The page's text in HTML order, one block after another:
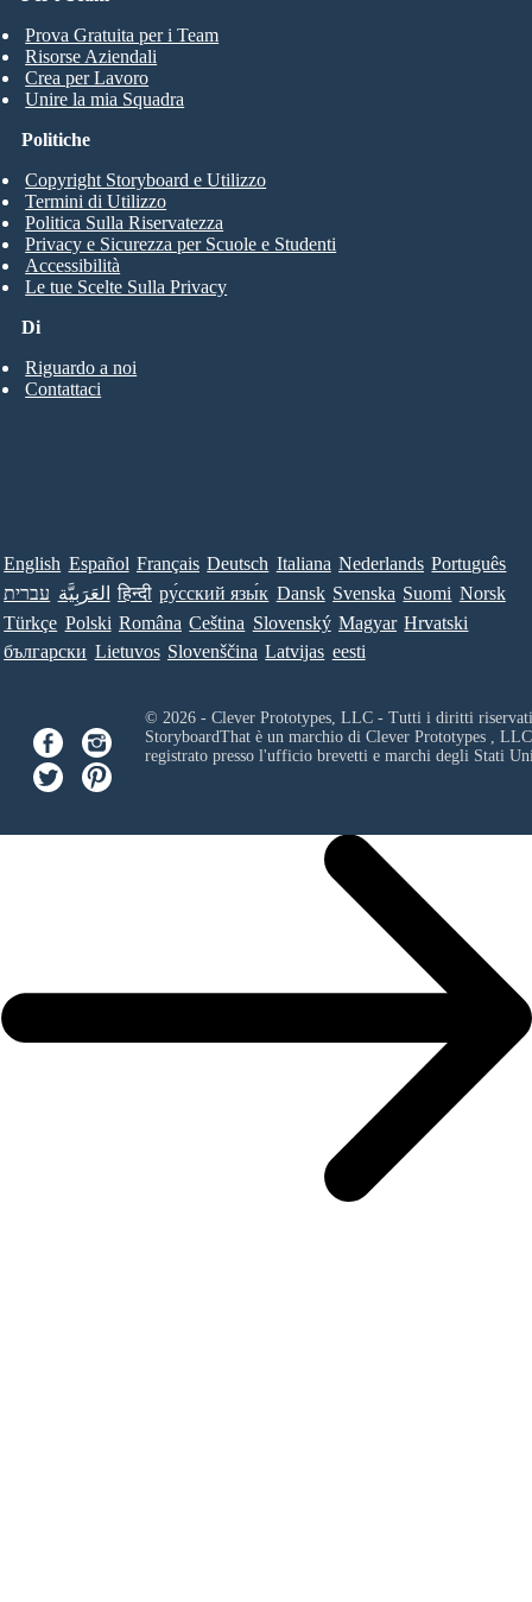
Prova Gratuita per i Team
Risorse Aziendali
Crea per Lavoro
Unire la mia Squadra
Di
Riguardo a noi
Contattaci
Politiche
Copyright Storyboard e Utilizzo
Termini di Utilizzo
Politica Sulla Riservatezza
Privacy e Sicurezza per Scuole e Studenti
Accessibilità
Le tue Scelte Sulla Privacy
English Español Français Deutsch Italiana Nederlands Português
עברית العَرَبِيَّة हिन्दी ру́сский язы́к Dansk Svenska Suomi Norsk
Türkçe Polski Româna Ceština Slovenský Magyar Hrvatski
български Lietuvos Slovenščina Latvijas eesti
© 2026 - Clever Prototypes, LLC - Tutti i diritti
StoryboardThat è un marchio di Clever Prototypes , LLC
registrato presso l'ufficio brevetti e marchi degli Stati